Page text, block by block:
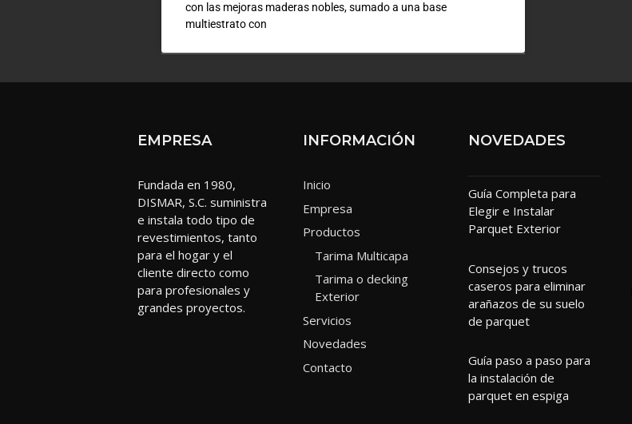
con las mejoras maderas nobles, sumado a una base
multiestrato con
EMPRESA
Fundada en 1980,
DISMAR, S.C. suministra
e instala todo tipo de
revestimientos, tanto
para el hogar y el
cliente directo como
para profesionales y
grandes proyectos.
INFORMACIÓN
Inicio
Empresa
Productos
Tarima Multicapa
Tarima o decking
Exterior
Servicios
Novedades
Contacto
NOVEDADES
Guía Completa para
Elegir e Instalar
Parquet Exterior
Consejos y trucos
caseros para eliminar
arañazos de su suelo
de parquet
Guía paso a paso para
la instalación de
parquet en espiga